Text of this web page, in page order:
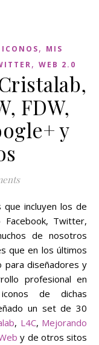
ICONOS, MIS
, WEB 2.0
FDW,
y
Facebook, Twitter,
de nosotros
que en los últimos
para diseñadores y
profesional en
de dichas
un set de 30
, L4C, Mejorando
y de otros sitos